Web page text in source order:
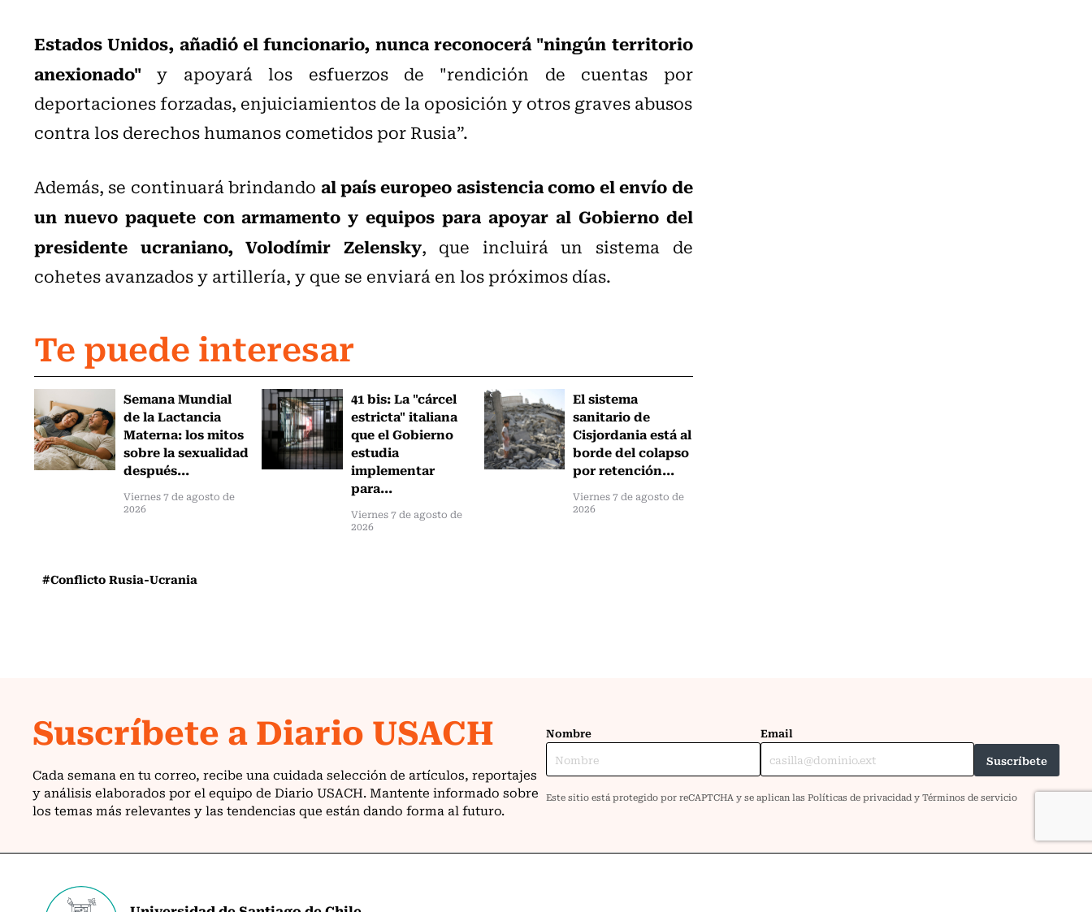
Estados Unidos, añadió el funcionario, nunca reconocerá "ningún territorio
anexionado" y apoyará los esfuerzos de "rendición de cuentas por
deportaciones forzadas, enjuiciamientos de la oposición y otros graves abusos
contra los derechos humanos cometidos por Rusia”.
Además, se continuará brindando al país europeo asistencia como el envío de
un nuevo paquete con armamento y equipos para apoyar al Gobierno del
presidente ucraniano, Volodímir Zelensky, que incluirá un sistema de
cohetes avanzados y artillería, y que se enviará en los próximos días.
Te puede interesar
Semana Mundial
de la Lactancia
Materna: los mitos
sobre la sexualidad
después...
Viernes 7 de agosto de
2026
41 bis: La "cárcel
estricta" italiana
que el Gobierno
estudia
implementar
para...
Viernes 7 de agosto de
2026
El sistema
sanitario de
Cisjordania está al
borde del colapso
por retención...
Viernes 7 de agosto de
2026
#Conflicto Rusia-Ucrania